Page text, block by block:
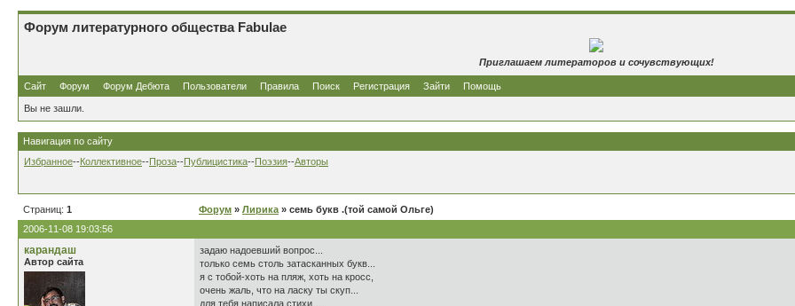
Форум литературного общества Fabulae
Приглашаем литераторов и сочувствующих!
Сайт Форум Форум Дебюта Пользователи Правила Поиск Регистрация Зайти Помощь
Вы не зашли.
Навигация по сайту
Избранное--Коллективное--Проза--Публицистика--Поэзия--Авторы
Страниц: 1 Форум » Лирика » семь букв .(той самой Ольге)
2006-11-08 19:03:56
карандаш
Автор сайта
задаю надоевший вопрос...
только семь столь затасканных букв...
я с тобой-хоть на пляж, хоть на кросс,
очень жаль, что на ласку ты скуп...
для тебя написала стихи....